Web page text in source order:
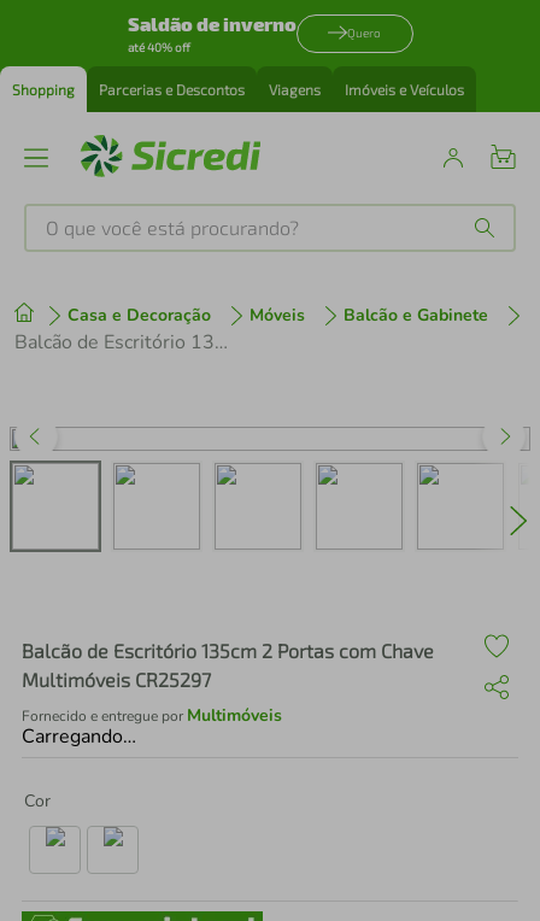
Saldão de inverno
até 40% off
Quero
Shopping Parcerias e Descontos Viagens Imóveis e Veículos
O que você está procurando?
Casa e Decoração Móveis Balcão e Gabinete
Balcão de Escritório 135cm 2 Portas com Chave Multimóveis CR25297
Balcão de Escritório 135cm 2 Portas com Chave
Multimóveis CR25297
Fornecido e entregue por Multimóveis
Carregando…
Cor
1º tenis
perfume